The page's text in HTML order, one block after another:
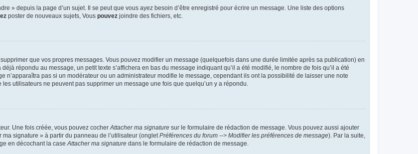
» depuis la page d’un sujet. Il se peut que vous ayez besoin d’être enregistré pour écrire un message. Une liste des options
poster de nouveaux sujets, Vous pouvez joindre des fichiers, etc.
que vos propres messages. Vous pouvez modifier un message (quelquefois dans une durée limitée après sa publication) en
répondu au message, un petit texte s’affichera en bas du message indiquant qu’il a été modifié, le nombre de fois qu’il a été
n’apparaîtra pas si un modérateur ou un administrateur modifie le message, cependant ils ont la possibilité de laisser une note
utilisateurs ne peuvent pas supprimer un message une fois que quelqu’un y a répondu.
Une fois créée, vous pouvez cocherAttacher ma signature sur le formulaire de rédaction de message. Vous pouvez aussi ajouter
signature » à partir du panneau de l’utilisateur (ongletPréférences du forum --> Modifier les préférences de message). Par la suite,
en décochant la caseAttacher ma signature dans le formulaire de rédaction de message.